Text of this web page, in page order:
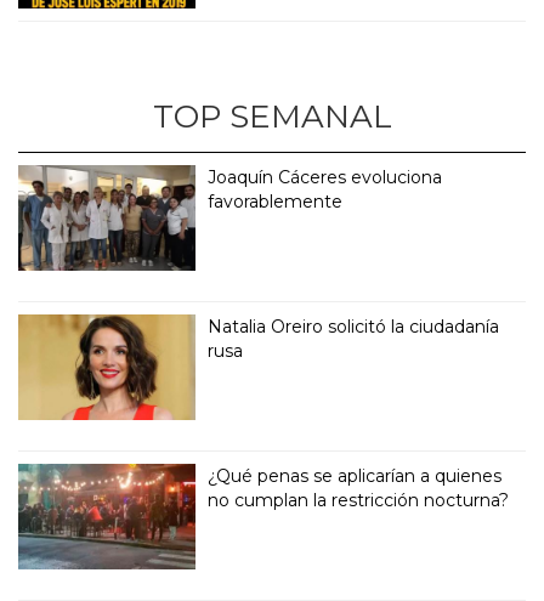
TOP SEMANAL
Joaquín Cáceres evoluciona
favorablemente
Natalia Oreiro solicitó la ciudadanía
rusa
¿Qué penas se aplicarían a quienes
no cumplan la restricción nocturna?